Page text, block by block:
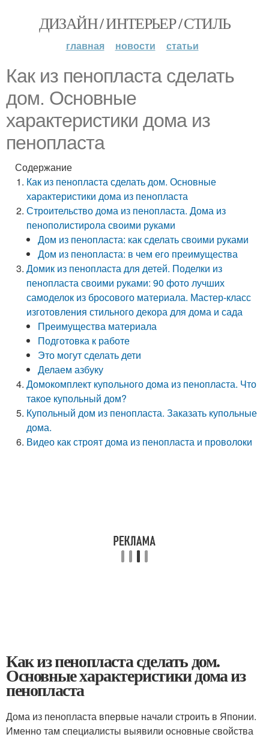
ДИЗАЙН / ИНТЕРЬЕР / СТИЛЬ
главная новости статьи
Как из пенопласта сделать
дом. Основные
характеристики дома из
пенопласта
Содержание
Как из пенопласта сделать дом. Основные
характеристики дома из пенопласта
Строительство дома из пенопласта. Дома из
пенополистирола своими руками
Дом из пенопласта: как сделать своими руками
Дом из пенопласта: в чем его преимущества
Домик из пенопласта для детей. Поделки из
пенопласта своими руками: 90 фото лучших
самоделок из бросового материала. Мастер-класс
изготовления стильного декора для дома и сада
Преимущества материала
Подготовка к работе
Это могут сделать дети
Делаем азбуку
Домокомплект купольного дома из пенопласта. Что
такое купольный дом?
Купольный дом из пенопласта. Заказать купольные
дома.
Видео как строят дома из пенопласта и проволоки
Как из пенопласта сделать дом.
Основные характеристики дома из
пенопласта
Дома из пенопласта впервые начали строить в Японии.
Именно там специалисты выявили основные свойства